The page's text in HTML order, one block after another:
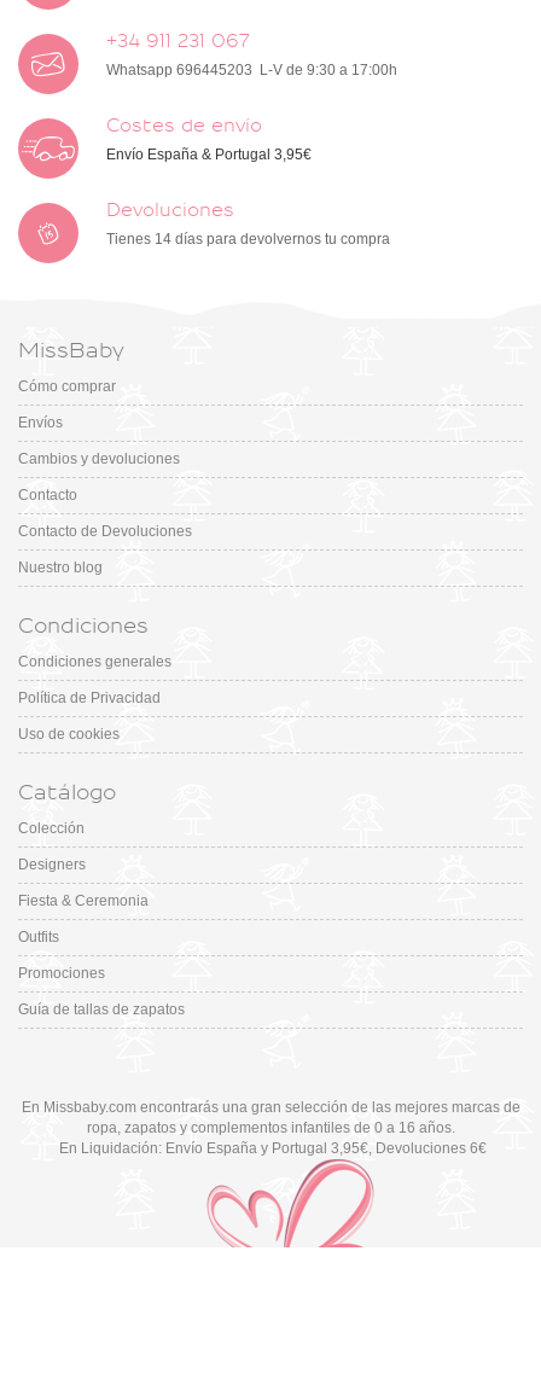
+34 911 231 067
Whatsapp 696445203 L-V de 9:30 a 17:00h
Costes de envío
Envío España & Portugal 3,95€
Devoluciones
Tienes 14 días para devolvernos tu compra
MissBaby
Cómo comprar
Envíos
Cambios y devoluciones
Contacto
Contacto de Devoluciones
Nuestro blog
Condiciones
Condiciones generales
Política de Privacidad
Uso de cookies
Catálogo
Colección
Designers
Fiesta & Ceremonia
Outfits
Promociones
Guía de tallas de zapatos
En Missbaby.com encontrarás una gran selección de las mejores marcas de
ropa, zapatos y complementos infantiles de 0 a 16 años.
En Liquidación: Envío España y Portugal 3,95€, Devoluciones 6€